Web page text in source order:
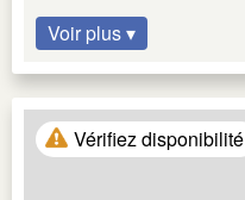
Voir plus ▾
Vérifiez disponibilité